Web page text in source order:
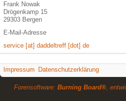
Frank Nowak
Drögenkamp 15
29303 Bergen
E-Mail-Adresse
service [at] daddeltreff [dot] de
Impressum Datenschutzerklärung
Forensoftware: Burning Board®,